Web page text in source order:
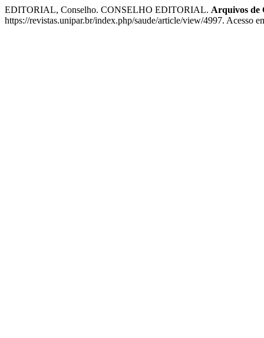
EDITORIAL, Conselho. CONSELHO EDITORIAL. Arquivos de
https://revistas.unipar.br/index.php/saude/article/view/4997. Acesso